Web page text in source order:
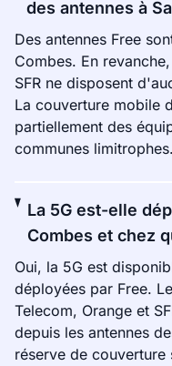
des antennes à
Des antennes Free
Combes. En
SFR ne disposent
La couverture mobile
partiellement des
communes limitrophes.
La 5G est-elle
Combes et chez
Oui, la 5G est
déployées par Free.
Telecom, Orange et
depuis les antennes
réserve de couverture